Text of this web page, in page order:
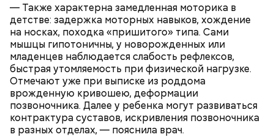
— Также характерна замедленная моторика в
детстве: задержка моторных навыков, хождение
на носках, походка «пришитого» типа. Сами
мышцы гипотоничны, у новорожденных или
младенцев наблюдается слабость рефлексов,
быстрая утомляемость при физической нагрузке.
Отмечают уже при выписке из роддома
врожденную кривошею, деформации
позвоночника. Далее у ребенка могут развиваться
контрактура суставов, искривления позвоночника
в разных отделах, — пояснила врач.